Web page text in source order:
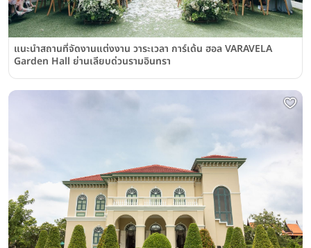
แนะนำสถานที่จัดงานแต่งงาน วาระเวลา การ์เด้น ฮอล VARAVELA
Garden Hall ย่านเลียบด่วนรามอินทรา